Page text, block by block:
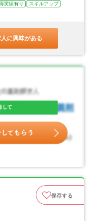
実績有り
スキルアップ
に興味がある
保存する